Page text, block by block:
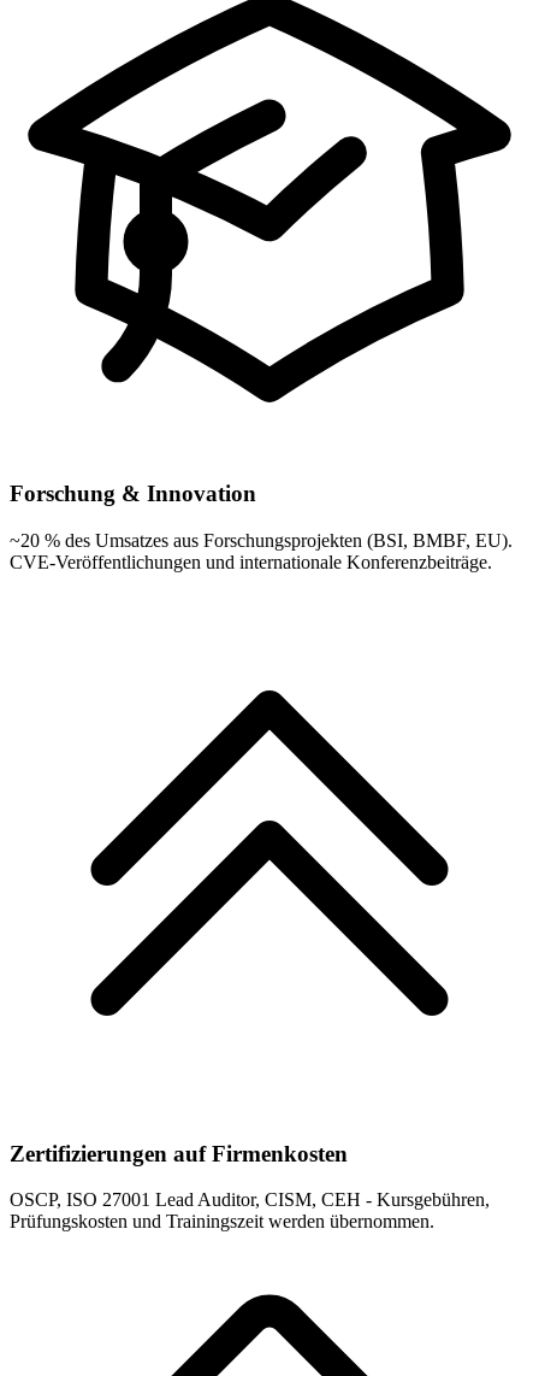
Forschung & Innovation
~20 % des Umsatzes aus Forschungsprojekten (BSI, BMBF, EU).
CVE-Veröffentlichungen und internationale Konferenzbeiträge.
Zertifizierungen auf Firmenkosten
OSCP, ISO 27001 Lead Auditor, CISM, CEH - Kursgebühren,
Prüfungskosten und Trainingszeit werden übernommen.